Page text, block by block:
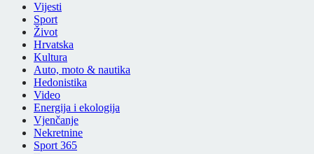
Vijesti
Sport
Život
Hrvatska
Kultura
Auto, moto & nautika
Hedonistika
Video
Energija i ekologija
Vjenčanje
Nekretnine
Sport 365